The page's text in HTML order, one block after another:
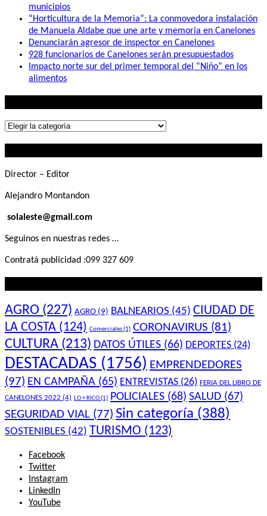
municipios
“Horticultura de la Memoria”: La conmovedora instalación
de Manuela Aldabe que une arte y memoria en Canelones
Denunciarán agresor de inspector en Canelones
928 funcionarios de Canelones serán presupuestados
Impacto norte sur del primer temporal del “Niño” en los
alimentos
Lo
Director – Editor
Alejandro Montandon
solaleste@gmail.com
Seguinos en nuestras redes …
Contratá publicidad :099 327 609
AGRO (227) AGRO (9) BALNEARIOS (45) CIUDAD DE
LA COSTA (124) Comerciales(1) CORONAVIRUS (81)
CULTURA (213) DATOS ÚTILES (66) DEPORTES (24)
DESTACADAS (1756) EMPRENDEDORES
(97) EN CAMPAÑA (65) ENTREVISTAS (26) FERIA DEL LIBRO DE
CANELONES 2022 (4) LO + RICO(1) POLICIALES (68) SALUD (67)
SEGURIDAD VIAL (77) Sin categoría (388)
SOSTENIBLES (42) TURISMO (123)
Facebook
Twitter
Instagram
LinkedIn
YouTube